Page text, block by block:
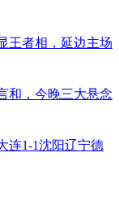
王者相，延边主场
和，今晚三大悬念
连1-1沈阳辽宁德